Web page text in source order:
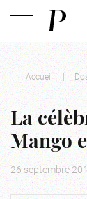
Accueil |
La
Mango
26 septembre